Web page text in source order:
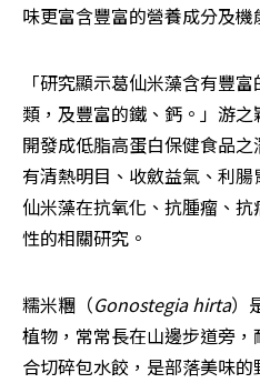
味更富含豐富的營養成分及機
「研究顯示葛仙米藻含有豐
類，及豐富的鐵、鈣。」游
開發成低脂高蛋白保健食品
有清熱明目、收斂益氣、利
仙米藻在抗氧化、抗腫瘤、
性的相關研究。
糯米糰（Gonostegia hirta）
植物，常常長在山邊步道旁
合切碎包水餃，是部落美味